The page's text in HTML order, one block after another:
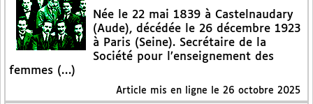
Née le 22 mai 1839 à Castelnaudary
(Aude), décédée le 26 décembre 1923
à Paris (Seine). Secrétaire de la
Société pour l’enseignement des
femmes (…)
Article mis en ligne le 26 octobre 2025